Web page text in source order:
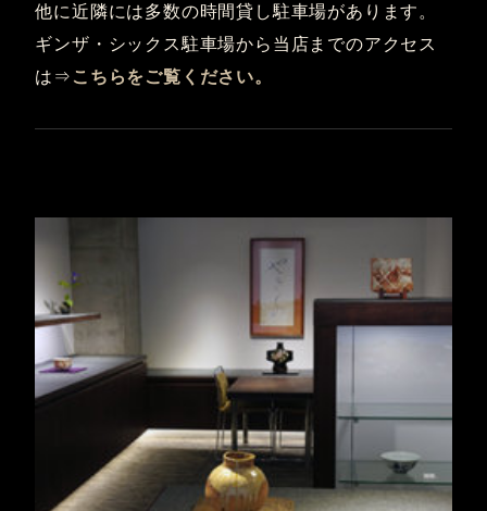
他に近隣には多数の時間貸し駐車場があります。
ギンザ・シックス駐車場から当店までのアクセス
は⇒ こちらをご覧ください。